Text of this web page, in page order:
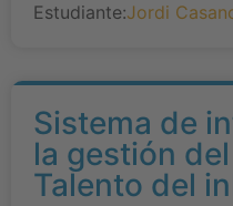
Estudiante:Jordi
Sistema de
la gestión
Talento del